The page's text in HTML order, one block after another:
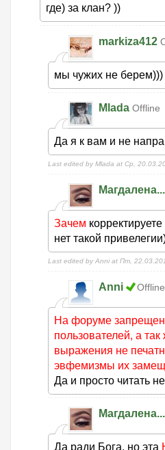
где) за клан? ))
markiza412
мы чужих не берем)))
Mlada Offline
Да я к вам и не
Last edited by Mlada at Ср,
Магдалена...
Зачем
нет такой
Last edited by Anni at Пт,
Anni Offline
На форуме
пользователей, а
выражения не
эвфемизмы их
Да и просто читать
Магдалена...
Да ради Бога, но эта